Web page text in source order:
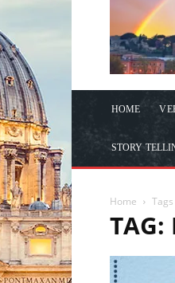
HOME
STORY
Home Tags
TAG: